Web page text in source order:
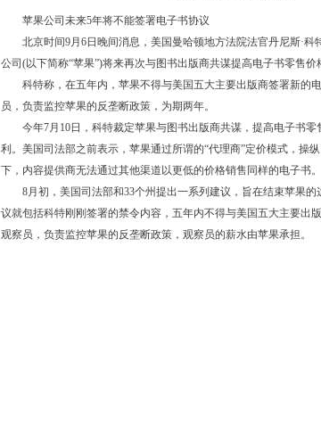
苹果公司未来5年将不能签署电子书协议
北京时间9月6日晚间消息，美国曼哈顿地方法院法官丹尼斯·科
公司(以下简称“苹果”)将来再次与图书出版商共谋提高电子书零售价
科特称，在五年内，苹果不得与美国五大主要出版商签署新的
员，负责监控苹果的反垄断政策，为期两年。
今年7月10日，科特裁定苹果与图书出版商共谋，提高电子书零
利。美国司法部之前表示，苹果通过所谓的“代理商”定价模式，操
下，内容提供商无法通过其他渠道以更低的价格销售同样的电子书。
8月初，美国司法部和33个州提出一系列建议，旨在结束苹果的
议就包括科特刚刚签署的禁令内容，五年内不得与美国五大主要出
观察员，负责监控苹果的反垄断政策，观察员的薪水由苹果承担。